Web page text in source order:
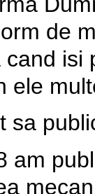
de
ele
sa
am